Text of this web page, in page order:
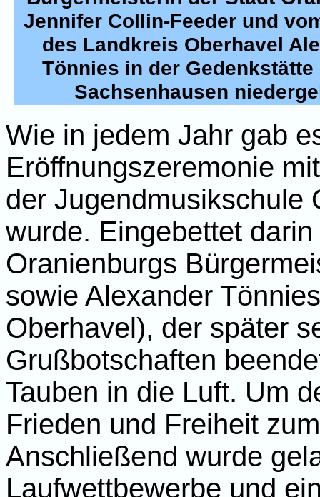
Jennifer Collin-Feeder und
des Landkreis Oberhavel
Tönnies in der Gedenkstätte
Sachsenhausen
Wie in jedem Jahr gab
Eröffnungszeremonie
der Jugendmusikschule
wurde. Eingebettet
Oranienburgs
sowie Alexander
Oberhavel), der später
Grußbotschaften
Tauben in die Luft. Um
Frieden und Freiheit
Anschließend wurde
Laufwettbewerbe und